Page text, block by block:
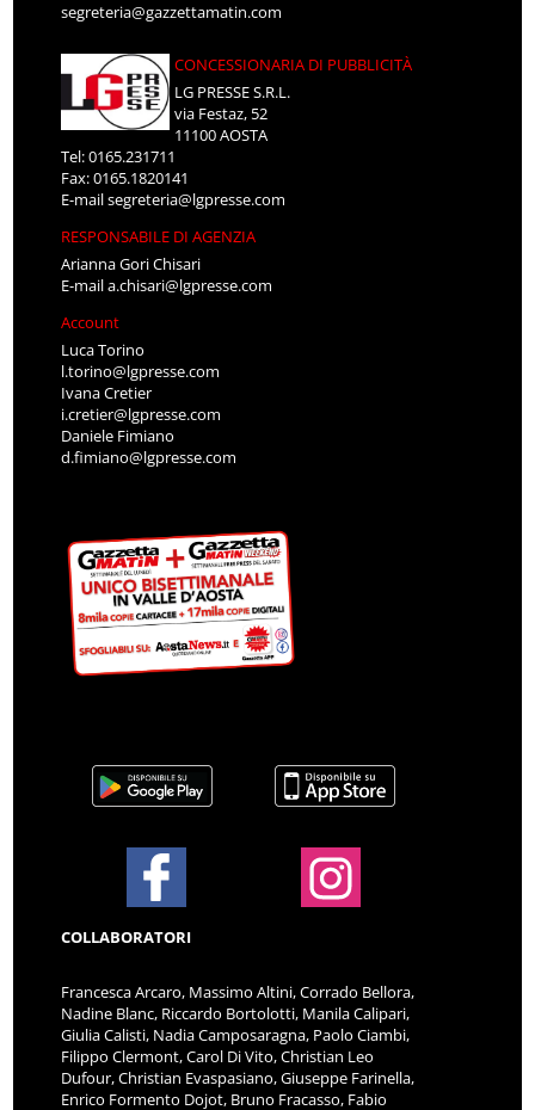
segreteria@gazzettamatin.com
CONCESSIONARIA DI PUBBLICITÀ
LG PRESSE S.R.L.
via Festaz, 52
11100 AOSTA
Tel: 0165.231711
Fax: 0165.1820141
E-mailsegreteria@lgpresse.com
RESPONSABILE DI AGENZIA
Arianna Gori Chisari
E-maila.chisari@lgpresse.com
Account
Luca Torino
l.torino@lgpresse.com
Ivana Cretier
i.cretier@lgpresse.com
Daniele Fimiano
d.fimiano@lgpresse.com
COLLABORATORI
Francesca Arcaro, Massimo Altini, Corrado Bellora,
Nadine Blanc, Riccardo Bortolotti, Manila Calipari,
Giulia Calisti, Nadia Camposaragna, Paolo Ciambi,
Filippo Clermont, Carol Di Vito, Christian Leo
Dufour, Christian Evaspasiano, Giuseppe Farinella,
Enrico Formento Dojot, Bruno Fracasso, Fabio